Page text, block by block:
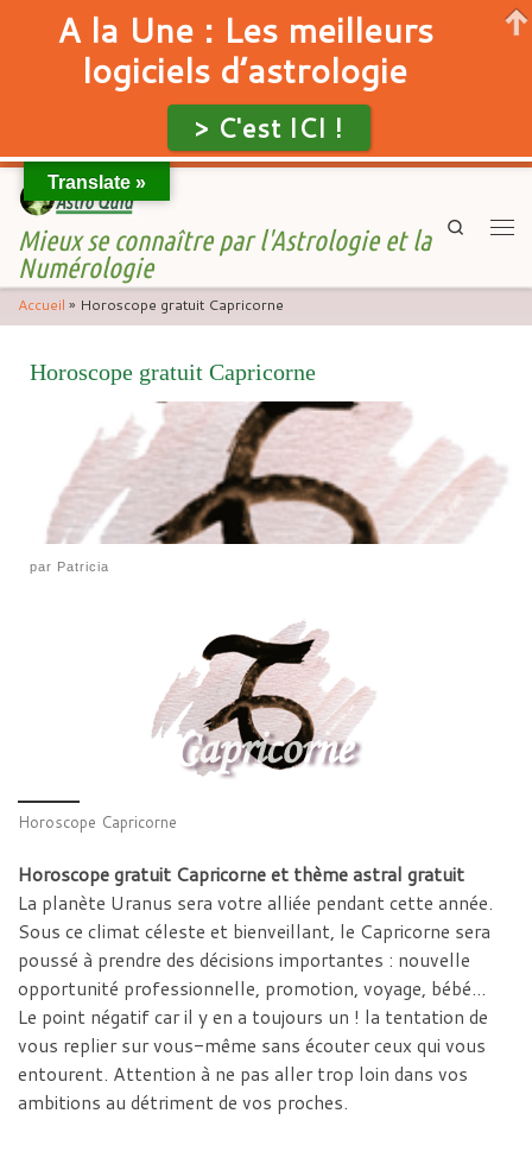
Skip to content
Mieux se connaître par l'Astrologie et la
Numérologie
Search
Accueil » Horoscope gratuit Capricorne
Horoscope gratuit Capricorne
par Patricia
Horoscope Capricorne
Horoscope gratuit Capricorne et thème astral gratuit
La planète Uranus sera votre alliée pendant cette année.
Sous ce climat céleste et bienveillant, le Capricorne sera
poussé à prendre des décisions importantes : nouvelle
opportunité professionnelle, promotion, voyage, bébé…
Le point négatif car il y en a toujours un ! la tentation de
vous replier sur vous-même sans écouter ceux qui vous
entourent. Attention à ne pas aller trop loin dans vos
ambitions au détriment de vos proches.
Translate »
A la Une : Les meilleurs
logiciels d’astrologie
> C'est ICI !